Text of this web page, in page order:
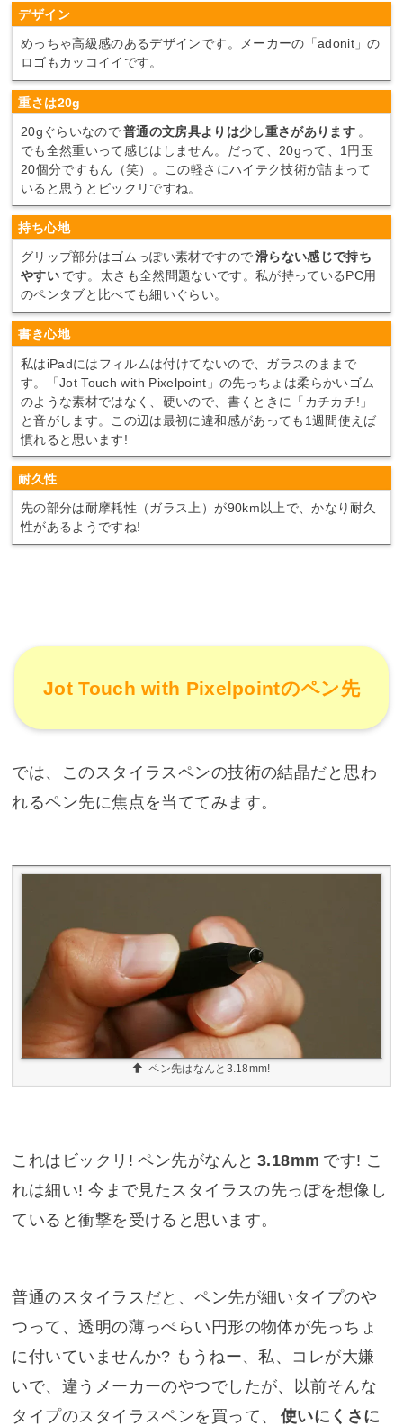
デザイン
めっちゃ高級感のあるデザインです。メーカーの「adonit」の
ロゴもカッコイイです。
重さは20g
20gぐらいなので普通の文房具よりは少し重さがあります 。
でも全然重いって感じはしません。だって、20gって、1円玉
20個分ですもん（笑）。この軽さにハイテク技術が詰まって
いると思うとビックリですね。
持ち心地
グリップ部分はゴムっぽい素材ですので滑らない感じで持ち
やすい です。太さも全然問題ないです。私が持っているPC用
のペンタブと比べても細いぐらい。
書き心地
私はiPadにはフィルムは付けてないので、ガラスのままで
す。「Jot Touch with Pixelpoint」の先っちょは柔らかいゴム
のような素材ではなく、硬いので、書くときに「カチカチ!」
と音がします。この辺は最初に違和感があっても1週間使えば
慣れると思います!
耐久性
先の部分は耐摩耗性（ガラス上）が90km以上で、かなり耐久
性があるようですね!
Jot Touch with Pixelpointのペン先
では、このスタイラスペンの技術の結晶だと思わ
れるペン先に焦点を当ててみます。
ペン先はなんと3.18mm!
これはビックリ! ペン先がなんと 3.18mm です! こ
れは細い! 今まで見たスタイラスの先っぽを想像し
ていると衝撃を受けると思います。
普通のスタイラスだと、ペン先が細いタイプのや
つって、透明の薄っぺらい円形の物体が先っちょ
に付いていませんか? もうねー、私、コレが大嫌
いで、違うメーカーのやつでしたが、以前そんな
タイプのスタイラスペンを買って、
使いにくさに